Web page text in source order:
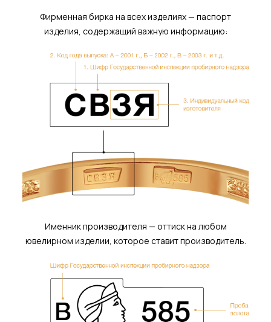
Фирменная бирка на всех изделиях — паспорт
изделия, содержащий важную информацию:
Именник производителя — оттиск на любом
ювелирном изделии, которое ставит производитель.